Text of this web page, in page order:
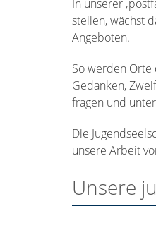
In unserer
stellen, wächst
Angeboten.
So werden Orte
Gedanken,
fragen und
Die
unsere Arbeit
Unsere